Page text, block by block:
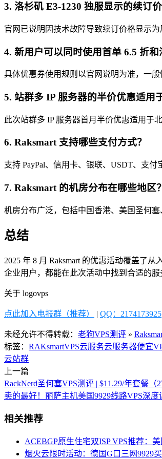
3. 洛杉矶 E3-1230 独服显示的续订
官网已说明因技术故障导致续订价格显示
4. 新用户可以同时使用首单 6.5 折和
具体优惠券使用规则以官网说明为准，一
5. 站群多 IP 服务器的半价优惠适用
此次站群多 IP 服务器首月半价优惠适用于
6. Raksmart 支持哪些支付方式？
支持 PayPal、信用卡、银联、USDT、支
7. Raksmart 的机房分布在哪些地区？
机房分布广泛，包括中国香港、美国圣何
总结
2025 年 8 月 Raksmart 的优惠活动覆盖了从
企业用户，都能在此次活动中找到合适的
关于 logovps
点此加入电报群（推荐） | QQ：2174173925
未经允许不得转载： 老狗VPS测评 »
标签： RAKsmartVPS云服务云服务器便宜
云站群
上一篇
RackNerd圣何塞VPS测评 | $11.29/年套餐
卖的最好！丽萨主机美国9929线路VPS深
相关推荐
ACEBGP原生住宅双ISP VPS推荐：
烟火云限时活动：德国G口三网9929